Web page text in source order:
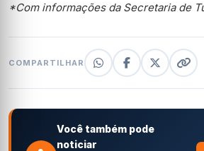
*Com informações da Secretaria de
COMPARTILHAR
Você também pode
noticiar